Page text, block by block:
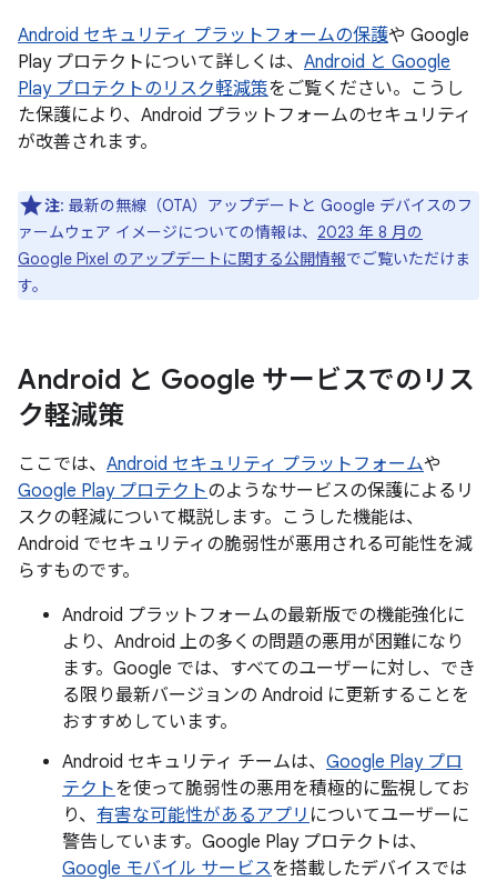
Android セキュリティ プラットフォームの保護や Google
Play プロテクトについて詳しくは、 Android と Google
Play プロテクトのリスク軽減策をご覧ください。こうし
た保護により、Android プラットフォームのセキュリティ
が改善されます。
注: 最新の無線（OTA）アップデートと Google デバイスのフ
ァームウェア イメージについての情報は、 2023 年 8 月の
Google Pixel のアップデートに関する公開情報でご覧いただけま
す。
Android と Google サービスでのリス
ク軽減策
ここでは、 Android セキュリティ プラットフォームや
Google Play プロテクトのようなサービスの保護によるリ
スクの軽減について概説します。こうした機能は、
Android でセキュリティの脆弱性が悪用される可能性を減
らすものです。
Android プラットフォームの最新版での機能強化に
より、Android 上の多くの問題の悪用が困難になり
ます。Google では、すべてのユーザーに対し、でき
る限り最新バージョンの Android に更新することを
おすすめしています。
Android セキュリティ チームは、 Google Play プロ
テクトを使って脆弱性の悪用を積極的に監視してお
り、 有害な可能性があるアプリ についてユーザーに
警告しています。Google Play プロテクトは、
Google モバイル サービスを搭載したデバイスでは